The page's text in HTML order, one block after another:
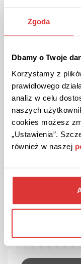
Zgoda
Dbamy o Twoje
Korzystamy z
prawidłowego
analiz w celu
naszych
cookies możesz
„Ustawienia”.
również w naszej
Akcesoria firmy
Myszki, klawiatury,
Sprawdź